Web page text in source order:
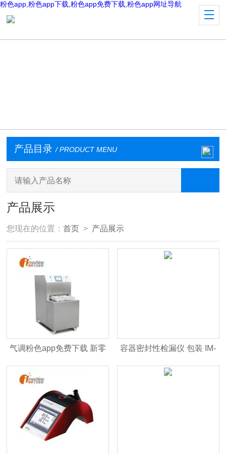
粉色app,粉色app下载,粉色app免费下载,粉色app网址导航
产品目录 / PRODUCT MENU
产品展示
您现在的位置：首页 > 产品展示
气调粉色app免费下载 新零
售盒式保鲜 IM-TS460
容器密封性检漏仪 包装 IM-
Lippke